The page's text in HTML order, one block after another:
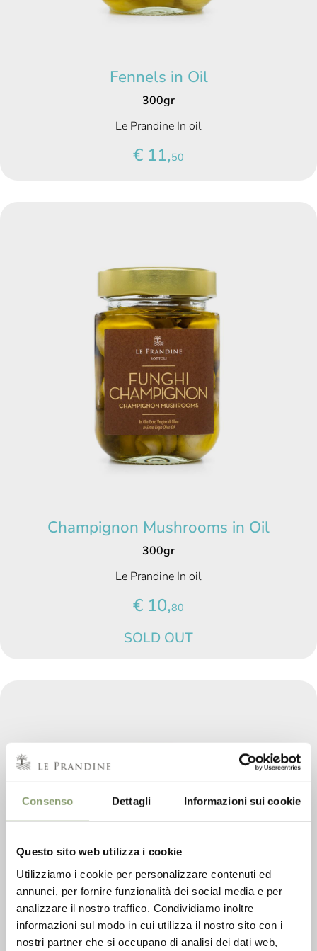
Consenso Dettagli Informazioni sui cookie
Questo sito web utilizza i cookie
Utilizziamo i cookie per personalizzare contenuti ed
annunci, per fornire funzionalità dei social media e per
analizzare il nostro traffico. Condividiamo inoltre
informazioni sul modo in cui utilizza il nostro sito con i
nostri partner che si occupano di analisi dei dati web,
Fennels in Oil
300gr
Le Prandine In oil
€ 11,50
Champignon Mushrooms in Oil
300gr
Le Prandine In oil
€ 10,80
SOLD OUT